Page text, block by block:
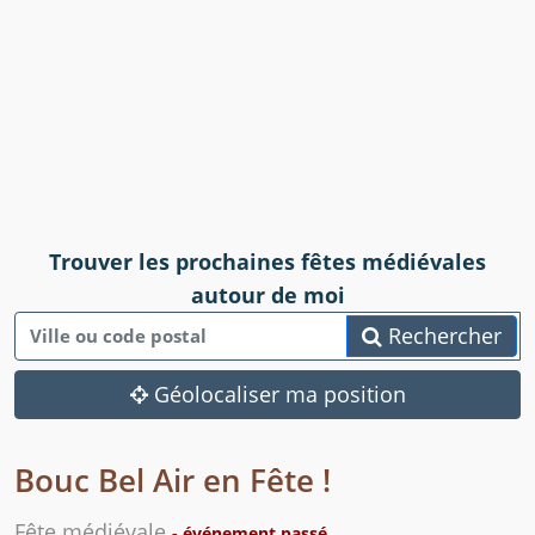
Trouver les prochaines fêtes médiévales
autour de moi
Rechercher
Géolocaliser ma position
Bouc Bel Air en Fête !